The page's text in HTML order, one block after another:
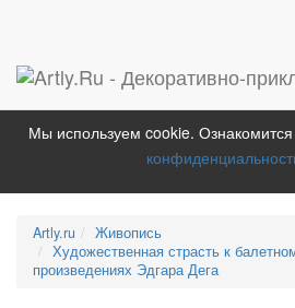
Мы используем cookie. Ознакомится
Artly.ru
Живопись
Художественная страсть к
произведениях Эдгара Дега